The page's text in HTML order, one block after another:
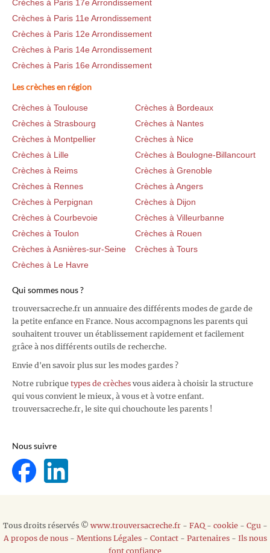
Crèches à Paris 17e Arrondissement
Crèches à Paris 11e Arrondissement
Crèches à Paris 12e Arrondissement
Crèches à Paris 14e Arrondissement
Crèches à Paris 16e Arrondissement
Les crèches en région
Crèches à Toulouse
Crèches à Bordeaux
Crèches à Strasbourg
Crèches à Nantes
Crèches à Montpellier
Crèches à Nice
Crèches à Lille
Crèches à Boulogne-Billancourt
Crèches à Reims
Crèches à Grenoble
Crèches à Rennes
Crèches à Angers
Crèches à Perpignan
Crèches à Dijon
Crèches à Courbevoie
Crèches à Villeurbanne
Crèches à Toulon
Crèches à Rouen
Crèches à Asnières-sur-Seine
Crèches à Tours
Crèches à Le Havre
Qui sommes nous ?
trouversacreche.fr un annuaire des différents modes de garde de
la petite enfance en France. Nous accompagnons les parents qui
souhaitent trouver un établissement rapidement et facilement
grâce à nos différents outils de recherche.
Envie d'en savoir plus sur les modes gardes ?
Notre rubrique types de crèches vous aidera à choisir la structure
qui vous convient le mieux, à vous et à votre enfant.
trouversacreche.fr, le site qui chouchoute les parents !
Nous suivre
Tous droits réservés © www.trouversacreche.fr- FAQ- cookie- Cgu -
A propos de nous- Mentions Légales- Contact- Partenaires- Ils nous
font confiance